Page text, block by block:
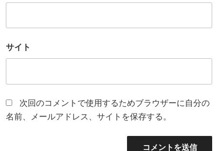
サイト
次回のコメントで使用するためブラウザーに自分の
名前、メールアドレス、サイトを保存する。